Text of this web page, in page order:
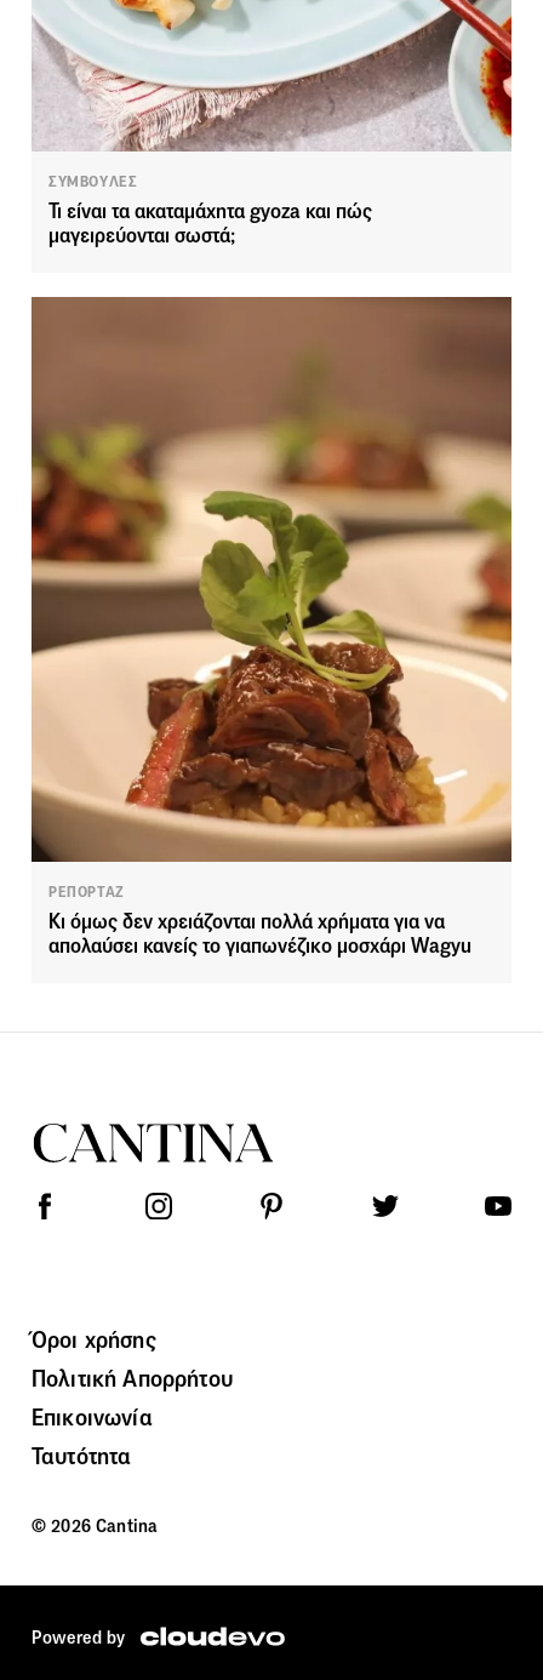
ΣΥΜΒΟΥΛΕΣ
Τι είναι τα ακαταμάχητα gyoza και πώς
μαγειρεύονται σωστά;
ΡΕΠΟΡΤΑΖ
Κι όμως δεν χρειάζονται πολλά χρήματα για να
απολαύσει κανείς το γιαπωνέζικο μοσχάρι Wagyu
Όροι χρήσης
Πολιτική Απορρήτου
Επικοινωνία
Ταυτότητα
© 2026 Cantina
Powered by